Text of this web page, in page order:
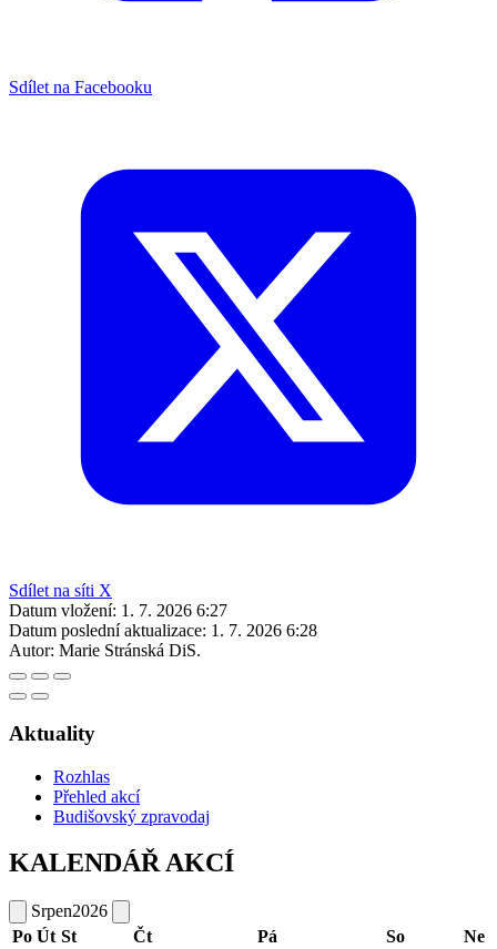
Sdílet na Facebooku
Sdílet na síti X
Datum vložení: 1. 7. 2026 6:27
Datum poslední aktualizace: 1. 7. 2026 6:28
Autor: Marie Stránská DiS.
Aktuality
Rozhlas
Přehled akcí
Budišovský zpravodaj
KALENDÁŘ AKCÍ
Srpen2026
Po Út St Čt Pá So Ne